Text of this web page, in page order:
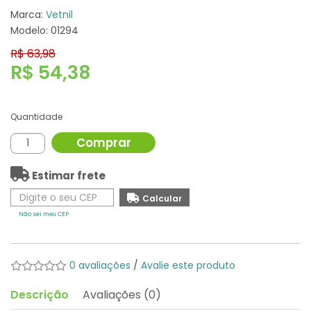
Marca: Vetnil
Modelo: 01294
R$ 63,98
R$ 54,38
Quantidade
Comprar
Estimar frete
Não sei meu CEP
0 avaliações / Avalie este produto
Descrição Avaliações (0)